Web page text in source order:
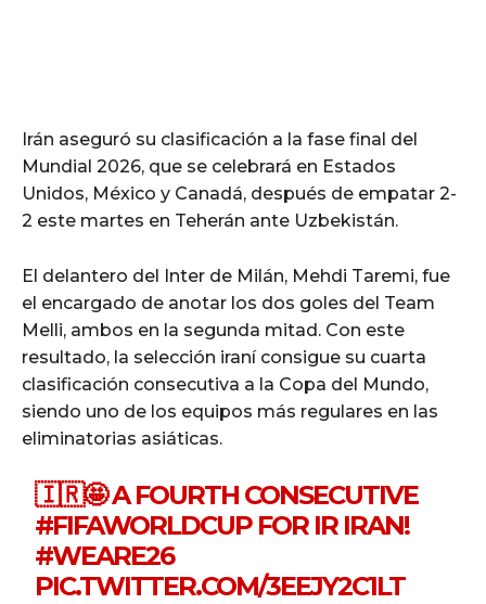
Irán aseguró su clasificación a la fase final del
Mundial 2026, que se celebrará en Estados
Unidos, México y Canadá, después de empatar 2-
2 este martes en Teherán ante Uzbekistán.
El delantero del Inter de Milán, Mehdi Taremi, fue
el encargado de anotar los dos goles del Team
Melli, ambos en la segunda mitad. Con este
resultado, la selección iraní consigue su cuarta
clasificación consecutiva a la Copa del Mundo,
siendo uno de los equipos más regulares en las
eliminatorias asiáticas.
🇮🇷🤩 A FOURTH CONSECUTIVE
#FIFAWORLDCUPFOR IR IRAN!
#WEARE26
PIC.TWITTER.COM/3EEJY2C1LT